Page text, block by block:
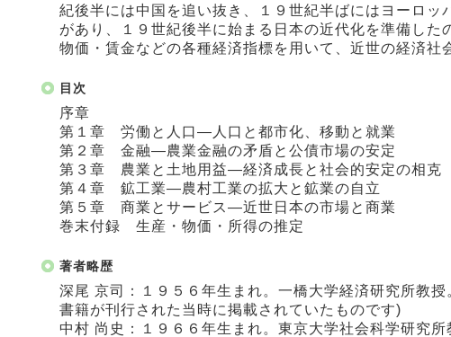
紀後半には中国を追い抜き、１９世紀半ばにはヨーロ
があり、１９世紀後半に始まる日本の近代化を準備し
物価・賃金などの各種経済指標を用いて、近世の経済社
目次
序章
第１章 労働と人口―人口と都市化、移動と就業
第２章 金融―農業金融の矛盾と公債市場の安定
第３章 農業と土地用益―経済成長と社会的安定の相克
第４章 鉱工業―農村工業の拡大と鉱業の自立
第５章 商業とサービス―近世日本の市場と商業
巻末付録 生産・物価・所得の推定
著者略歴
深尾 京司：１９５６年生まれ。一橋大学経済研究所教
書籍が刊行された当時に掲載されていたものです)
中村 尚史：１９６６年生まれ。東京大学社会科学研究